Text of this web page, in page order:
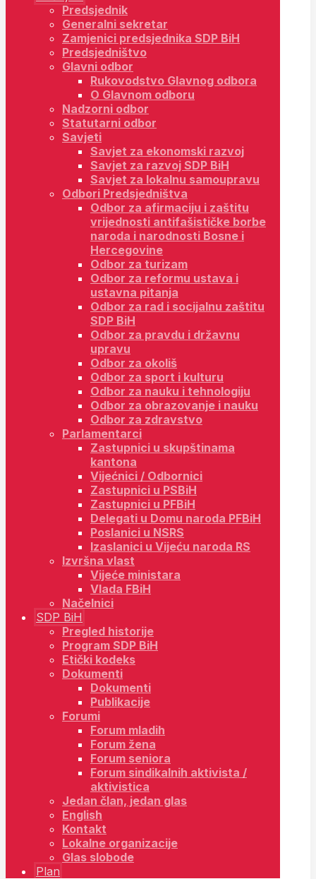
Predsjednik
Generalni sekretar
Zamjenici predsjednika SDP BiH
Predsjedništvo
Glavni odbor
Rukovodstvo Glavnog odbora
O Glavnom odboru
Nadzorni odbor
Statutarni odbor
Savjeti
Savjet za ekonomski razvoj
Savjet za razvoj SDP BiH
Savjet za lokalnu samoupravu
Odbori Predsjedništva
Odbor za afirmaciju i zaštitu
vrijednosti antifašističke borbe
naroda i narodnosti Bosne i
Hercegovine
Odbor za turizam
Odbor za reformu ustava i
ustavna pitanja
Odbor za rad i socijalnu zaštitu
SDP BiH
Odbor za pravdu i državnu
upravu
Odbor za okoliš
Odbor za sport i kulturu
Odbor za nauku i tehnologiju
Odbor za obrazovanje i nauku
Odbor za zdravstvo
Parlamentarci
Zastupnici u skupštinama
kantona
Vijećnici / Odbornici
Zastupnici u PSBiH
Zastupnici u PFBiH
Delegati u Domu naroda PFBiH
Poslanici u NSRS
Izaslanici u Vijeću naroda RS
Izvršna vlast
Vijeće ministara
Vlada FBiH
Načelnici
SDP BiH
Pregled historije
Program SDP BiH
Etički kodeks
Dokumenti
Dokumenti
Publikacije
Forumi
Forum mladih
Forum žena
Forum seniora
Forum sindikalnih aktivista /
aktivistica
Jedan član, jedan glas
English
Kontakt
Lokalne organizacije
Glas slobode
Plan